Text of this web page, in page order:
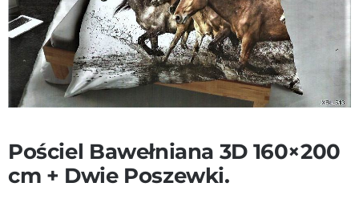
Pościel Bawełniana 3D 160×200
cm + Dwie Poszewki.